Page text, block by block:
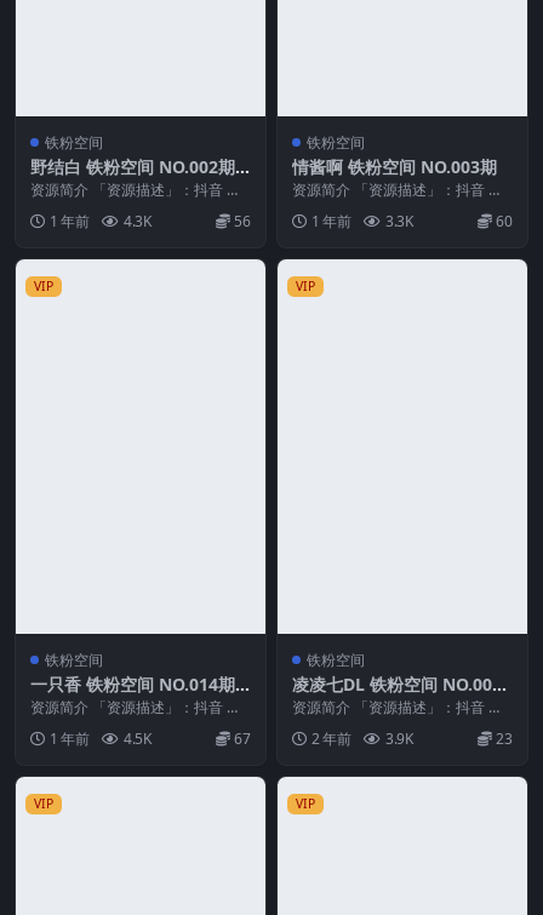
铁粉空间
野结白 铁粉空间 NO.002期
最新至：2025.3.13
资源简介 「资源描述」：抖音 野
结白 铁粉空间 NO.002期 【32P】
最新至...
1 年前 4.3K 56
铁粉空间
情酱啊 铁粉空间 NO.003期
资源简介 「资源描述」：抖音 情
酱啊 铁粉空间 NO.003期 【37P8
V】 ...1 年前 3.3K 60
VIP
铁粉空间
一只香 铁粉空间 NO.014期
最新至：2025.4.8
资源简介 「资源描述」：抖音 一
只香 铁粉空间 NO.014期 【10P13
V】...1 年前 4.5K 67
VIP
铁粉空间
凌凌七DL 铁粉空间 NO.009
期 最新至：2025.1.12
资源简介 「资源描述」：抖音 凌
凌七DL 铁粉空间 NO.009期 【21
P】最...
2 年前 3.9K 23
VIP VIP